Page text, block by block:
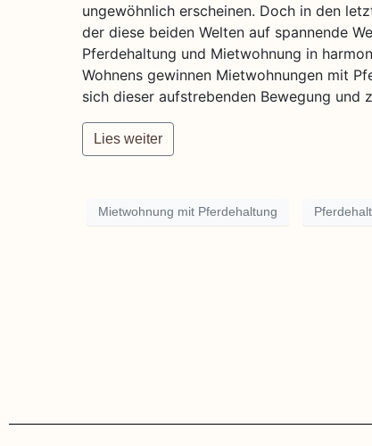
ungewöhnlich erscheinen. Doch in den
der diese beiden Welten auf spannende
Pferdehaltung und Mietwohnung in
Wohnens gewinnen Mietwohnungen mit
sich dieser aufstrebenden Bewegung und
Lies weiter
Mietwohnung mit Pferdehaltung